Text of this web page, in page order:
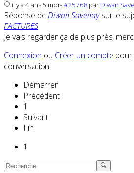
il y a 4 ans 5 mois#25768 par Diwan
Réponse de Diwan Savenaysur le
FACTURES
Je vais regarder ça de plus près,
Connexion ou Créer un compte pour
conversation.
Démarrer
Précédent
1
Suivant
Fin
1